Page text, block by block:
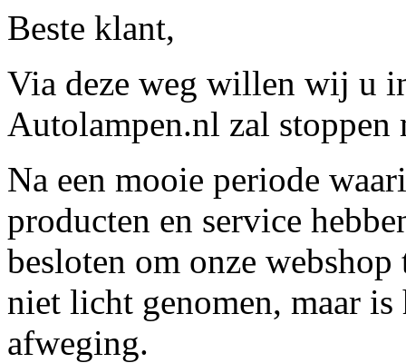
Beste klant,
Via deze weg willen wij u
Autolampen.nl zal stoppen
Na een mooie periode
producten en service
besloten om onze
niet licht genomen, maar
afweging.